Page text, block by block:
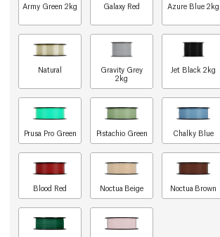
Army Green 2kg Galaxy Red Azure Blue 2kg
Natural
Gravity Grey
2kg
Jet Black 2kg
Prusa Pro Green Pistachio Green Chalky Blue
Blood Red Noctua Beige Noctua Brown